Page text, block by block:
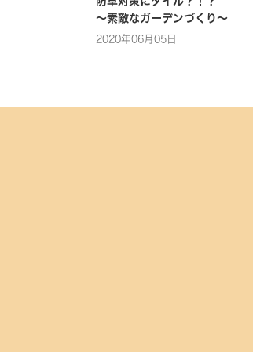
～素敵なガーデンづくり～
2020年06月05日